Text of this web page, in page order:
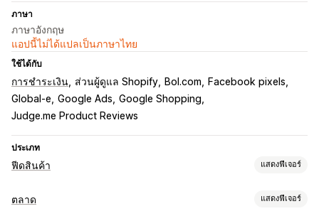
ภาษา
ภาษาอังกฤษ
แอปนี้ไม่ได้แปลเป็นภาษาไทย
ใช้ได้กับ
การชำระเงิน ส่วนผู้ดูแล Shopify Bol.com Facebook pixels
Global-e Google Ads Google Shopping
Judge.me Product Reviews
ประเภท
ฟีดสินค้า แสดงฟีเจอร์
การปรับแต่งตะกร้าสินค้า
ตลาด แสดงฟีเจอร์